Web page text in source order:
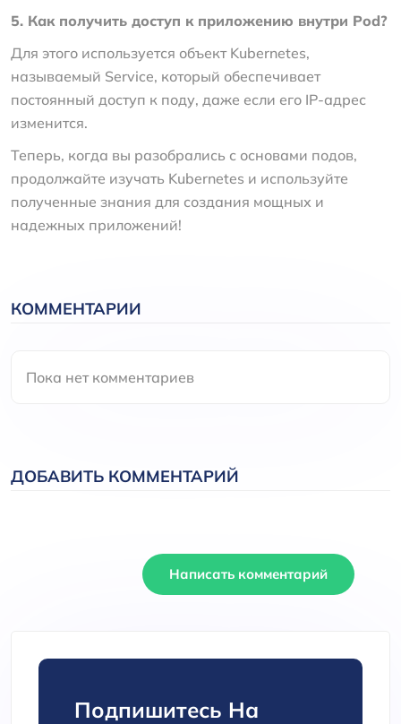
5. Как получить доступ к приложению внутри Pod?
Для этого используется объект Kubernetes,
называемый Service, который обеспечивает
постоянный доступ к поду, даже если его IP-адрес
изменится.
Теперь, когда вы разобрались с основами подов,
продолжайте изучать Kubernetes и используйте
полученные знания для создания мощных и
надежных приложений!
КОММЕНТАРИИ
Пока нет комментариев
ДОБАВИТЬ КОММЕНТАРИЙ
Написать комментарий
Подпишитесь На